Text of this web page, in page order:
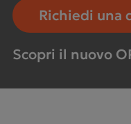
Richiedi una
Scopri il nuovo